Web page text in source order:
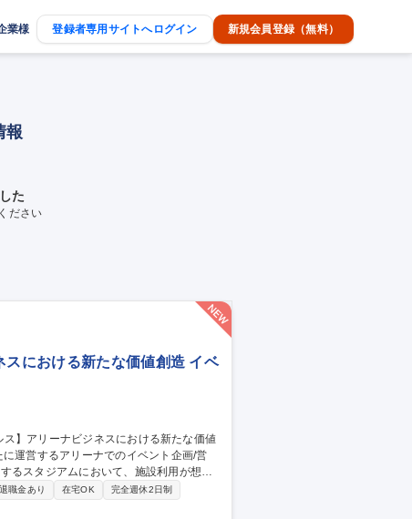
業様 登録者専用サイトへログイン 新規会員登録（無料）
報
た
ださい
における新たな価値創造 イベ
トの企画立案 ・上記イベント利用時にお
理するスタジアム運営会社への出向可
退職金あり 在宅OK
完全週休2日制